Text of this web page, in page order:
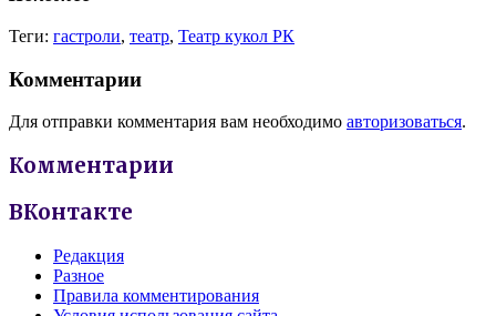
Теги: гастроли, театр, Театр кукол РК
Комментарии
Для отправки комментария вам необходимо авторизоваться.
Комментарии
ВКонтакте
Редакция
Разное
Правила комментирования